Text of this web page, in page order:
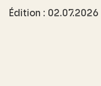
Édition : 02.07.2026